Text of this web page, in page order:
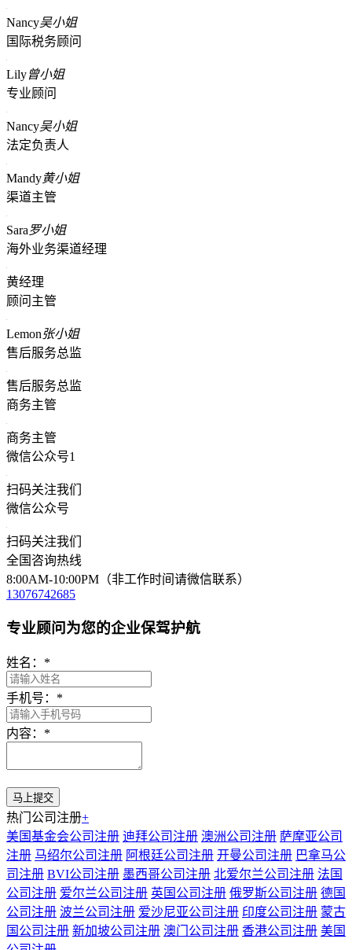
Nancy吴小姐
国际税务顾问
Lily曾小姐
专业顾问
Nancy吴小姐
法定负责人
Mandy黄小姐
渠道主管
Sara罗小姐
海外业务渠道经理
黄经理
顾问主管
Lemon张小姐
售后服务总监
售后服务总监
商务主管
商务主管
微信公众号1
扫码关注我们
微信公众号
扫码关注我们
全国咨询热线
8:00AM-10:00PM（非工作时间请微信联系）
13076742685
专业顾问为您的企业保驾护航
姓名： *
手机号： *
内容： *
热门公司注册+
美国基金会公司注册 迪拜公司注册 澳洲公司注册 萨摩亚公司
注册 马绍尔公司注册 阿根廷公司注册 开曼公司注册 巴拿马公
司注册 BVI公司注册 墨西哥公司注册 北爱尔兰公司注册 法国
公司注册 爱尔兰公司注册 英国公司注册 俄罗斯公司注册 德国
公司注册 波兰公司注册 爱沙尼亚公司注册 印度公司注册 蒙古
国公司注册 新加坡公司注册 澳门公司注册 香港公司注册 美国